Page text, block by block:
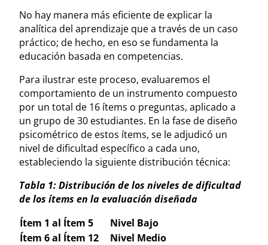
No hay manera más eficiente de explicar la
analítica del aprendizaje que a través de un caso
práctico; de hecho, en eso se fundamenta la
educación basada en competencias.
Para ilustrar este proceso, evaluaremos el
comportamiento de un instrumento compuesto
por un total de 16 ítems o preguntas, aplicado a
un grupo de 30 estudiantes. En la fase de diseño
psicométrico de estos ítems, se le adjudicó un
nivel de dificultad específico a cada uno,
estableciendo la siguiente distribución técnica:
Tabla 1: Distribución de los niveles de dificultad
de los ítems en la evaluación diseñada
Ítem 1 al Ítem 5
Nivel Bajo
Ítem 6 al Ítem 12
Nivel Medio